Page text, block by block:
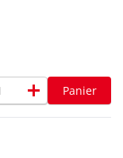
add Panier